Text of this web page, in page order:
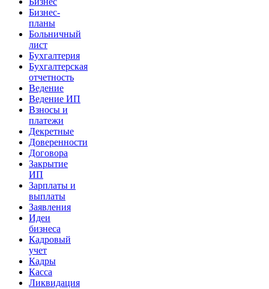
Бизнес-
планы
Больничный
лист
Бухгалтерия
Бухгалтерская
отчетность
Ведение
Ведение ИП
Взносы и
платежи
Декретные
Доверенности
Договора
Закрытие
ИП
Зарплаты и
выплаты
Заявления
Идеи
бизнеса
Кадровый
учет
Кадры
Касса
Ликвидация